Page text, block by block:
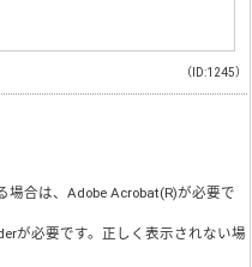
（ID:1245）
場合は、Adobe Acrobat(R)が必要で
が必要です。正しく表示されない場